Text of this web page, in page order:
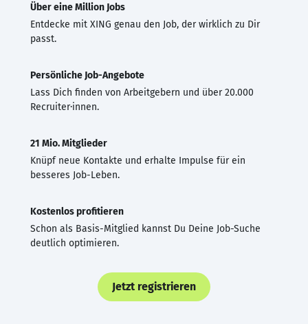
Über eine Million Jobs
Entdecke mit XING genau den Job, der wirklich zu Dir
passt.
Persönliche Job-Angebote
Lass Dich finden von Arbeitgebern und über 20.000
Recruiter·innen.
21 Mio. Mitglieder
Knüpf neue Kontakte und erhalte Impulse für ein
besseres Job-Leben.
Kostenlos profitieren
Schon als Basis-Mitglied kannst Du Deine Job-Suche
deutlich optimieren.
Jetzt registrieren